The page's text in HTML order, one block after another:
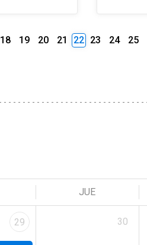
18 19 20 21 22 23 24 25
JUE
29 30